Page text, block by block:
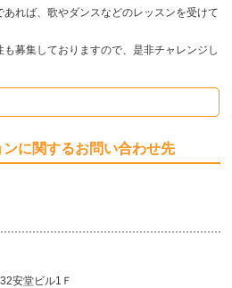
れば、歌やダンスなどのレッスンを受けて
募集しておりますので、是非チャレンジし
に関するお問い合わせ先
安堂ビル1Ｆ